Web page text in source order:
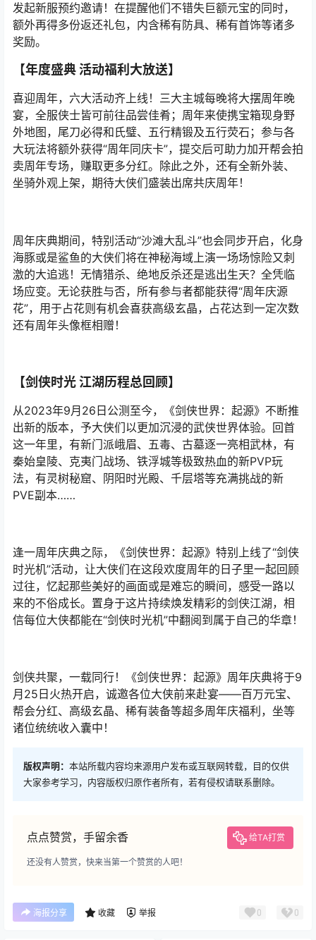
发起新服预约邀请！在提醒他们不错失巨额元宝的同时，
额外再得多份返还礼包，内含稀有防具、稀有首饰等诸多
奖励。
【年度盛典 活动福利大放送】
喜迎周年，六大活动齐上线！三大主城每晚将大摆周年晚
宴，全服侠士皆可前往品尝佳肴；周年来使携宝箱现身野
外地图，尾刀必得和氏璧、五行精锻及五行荧石；参与各
大玩法将额外获得“周年同庆卡”，提交后可助力加开帮会拍
卖周年专场，赚取更多分红。除此之外，还有全新外装、
坐骑外观上架，期待大侠们盛装出席共庆周年！
周年庆典期间，特别活动“沙滩大乱斗”也会同步开启，化身
海豚或是鲨鱼的大侠们将在神秘海域上演一场场惊险又刺
激的大追逃！无情猎杀、绝地反杀还是逃出生天？全凭临
场应变。无论获胜与否，所有参与者都能获得“周年庆源
花”，用于占花则有机会喜获高级玄晶，占花达到一定次数
还有周年头像框相赠！
【剑侠时光 江湖历程总回顾】
从2023年9月26日公测至今，《剑侠世界：起源》不断推
出新的版本，予大侠们以更加沉浸的武侠世界体验。回首
这一年里，有新门派峨眉、五毒、古墓逐一亮相武林，有
秦始皇陵、克夷门战场、铁浮城等极致热血的新PVP玩
法，有灵树秘窟、阴阳时光殿、千层塔等充满挑战的新
PVE副本……
逢一周年庆典之际，《剑侠世界：起源》特别上线了“剑侠
时光机”活动，让大侠们在这段欢度周年的日子里一起回顾
过往，忆起那些美好的画面或是难忘的瞬间，感受一路以
来的不俗成长。置身于这片持续焕发精彩的剑侠江湖，相
信每位大侠都能在“剑侠时光机”中翻阅到属于自己的华章！
剑侠共聚，一载同行！《剑侠世界：起源》周年庆典将于9
月25日火热开启，诚邀各位大侠前来赴宴——百万元宝、
帮会分红、高级玄晶、稀有装备等超多周年庆福利，坐等
诸位统统收入囊中！
版权声明： 本站所载内容均来源用户发布或互联网转载，目的仅供
大家参考学习，内容版权归原作者所有，若有侵权请联系删除。
点点赞赏，手留余香 给TA打赏
还没有人赞赏，快来当第一个赞赏的人吧！
海报分享 收藏 举报 0 0